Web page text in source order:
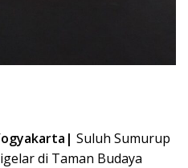
Suluh Sumurup
di Taman Budaya